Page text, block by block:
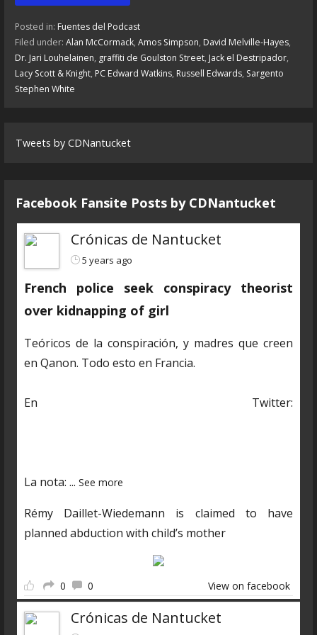
Posted in: Fuentes del Podcast
Filed under: Alan McCormack, Amos Simpson, David Melville-Hayes,
Dr. Jari Louhelainen, graffiti de Goulston Street, Jack el Destripador,
Lacy Scott & Knight, PC Edward Watkins, Russell Edwards, Sargento
Stephen White
Tweets by CDNantucket
Facebook Fansite Posts by ‎CDNantucket
Crónicas de Nantucket
5 years ago
French police seek conspiracy theorist
over kidnapping of girl
Teóricos de la conspiración, y madres que creen
en Qanon. Todo esto en Francia.
En Twitter:
La nota: ... See more
Rémy Daillet-Wiedemann is claimed to have
planned abduction with child’s mother
0 0 View on facebook
Crónicas de Nantucket